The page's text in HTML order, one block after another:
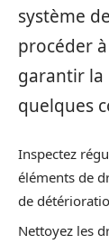
système
procéder
garantir la
quelques
Inspectez
éléments de
de
Nettoyez les